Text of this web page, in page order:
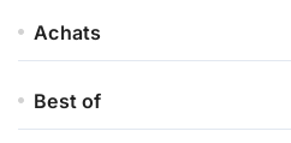
Achats
Best of